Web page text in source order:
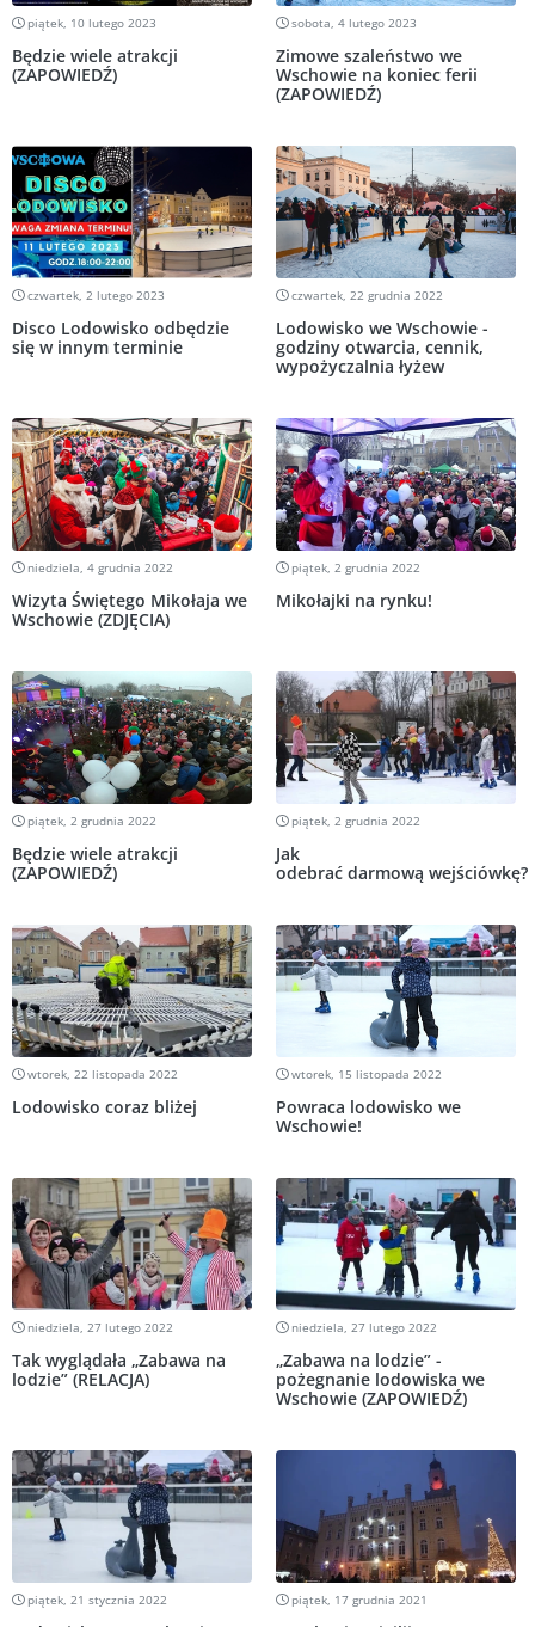
piątek, 10 lutego 2023
Będzie wiele atrakcji
(ZAPOWIEDŹ)
sobota, 4 lutego 2023
Zimowe szaleństwo we
Wschowie na koniec ferii
(ZAPOWIEDŹ)
czwartek, 2 lutego 2023
Disco Lodowisko odbędzie
się w innym terminie
czwartek, 22 grudnia 2022
Lodowisko we Wschowie -
godziny otwarcia, cennik,
wypożyczalnia łyżew
niedziela, 4 grudnia 2022
Wizyta Świętego Mikołaja we
Wschowie (ZDJĘCIA)
piątek, 2 grudnia 2022
Mikołajki na rynku!
piątek, 2 grudnia 2022
Będzie wiele atrakcji
(ZAPOWIEDŹ)
piątek, 2 grudnia 2022
Jak
odebrać darmową wejściówkę?
wtorek, 22 listopada 2022
Lodowisko coraz bliżej
wtorek, 15 listopada 2022
Powraca lodowisko we
Wschowie!
niedziela, 27 lutego 2022
Tak wyglądała „Zabawa na
lodzie” (RELACJA)
niedziela, 27 lutego 2022
„Zabawa na lodzie” -
pożegnanie lodowiska we
Wschowie (ZAPOWIEDŹ)
piątek, 21 stycznia 2022 piątek, 17 grudnia 2021